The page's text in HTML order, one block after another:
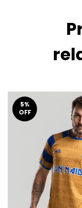
5%
OFF